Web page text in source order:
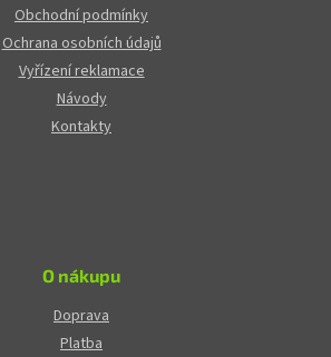
Obchodní podmínky
Ochrana osobních údajů
Vyřízení reklamace
Návody
Kontakty
O nákupu
Doprava
Platba